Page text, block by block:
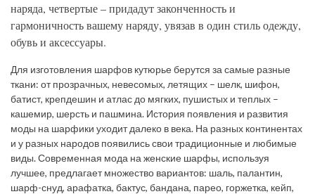
наряда, четвертые – придадут законченность и
гармоничность вашему наряду, увязав в один стиль одежду,
обувь и аксессуары.
Для изготовления шарфов кутюрье берутся за самые разные
ткани: от прозрачных, невесомых, летящих – шелк, шифон,
батист, крепдешин и атлас до мягких, пушистых и теплых –
кашемир, шерсть и пашмина. История появления и развития
моды на шарфики уходит далеко в века. На разных континентах
и у разных народов появились свои традиционные и любимые
виды. Современная мода на женские шарфы, используя
лучшее, предлагает множество вариантов: шаль, палантин,
шарф-снуд, арафатка, бактус, бандана, парео, горжетка, кейп,